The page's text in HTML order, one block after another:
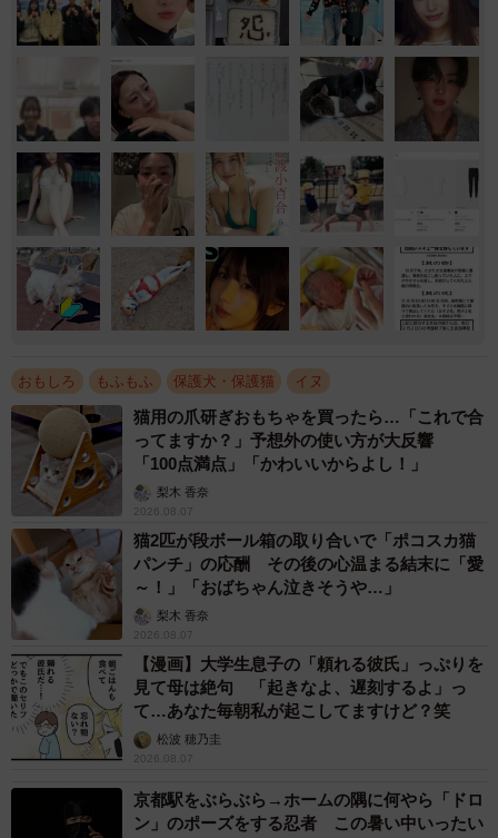
おもしろ もふもふ 保護犬・保護猫 イヌ
猫用の爪研ぎおもちゃを買ったら…「これで合
ってますか？」予想外の使い方が大反響
「100点満点」「かわいいからよし！」
梨木 香奈
2026.08.07
猫2匹が段ボール箱の取り合いで「ポコスカ猫
パンチ」の応酬 その後の心温まる結末に「愛
～！」「おばちゃん泣きそうや…」
梨木 香奈
2026.08.07
【漫画】大学生息子の「頼れる彼氏」っぷりを
見て母は絶句 「起きなよ、遅刻するよ」っ
て…あなた毎朝私が起こしてますけど？笑
松波 穂乃圭
2026.08.07
京都駅をぶらぶら→ホームの隅に何やら「ドロ
ン」のポーズをする忍者 この暑い中いったい